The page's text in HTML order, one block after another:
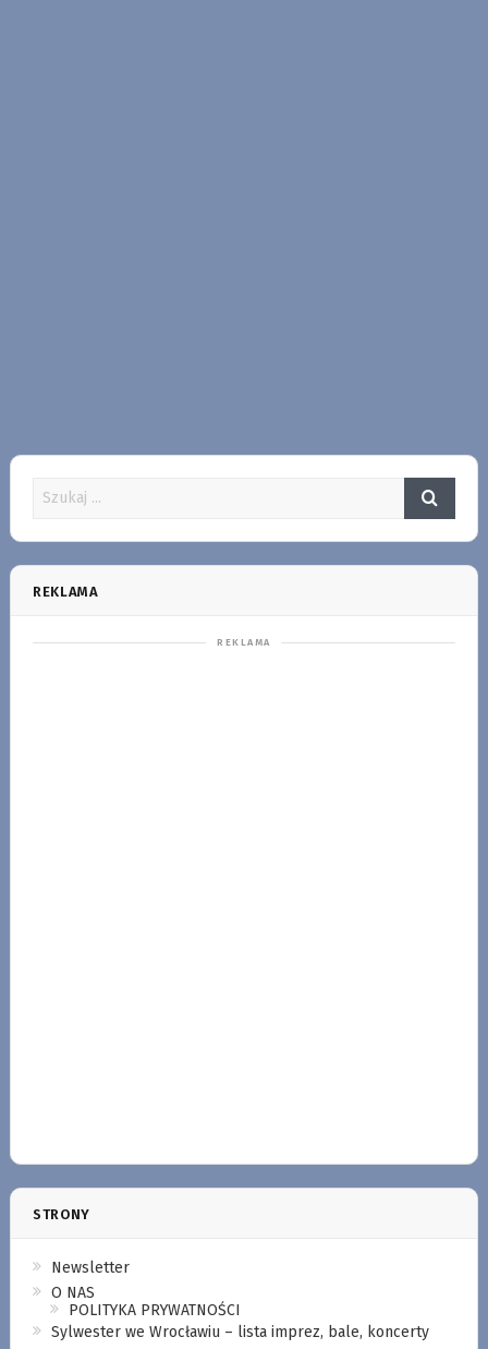
REKLAMA
STRONY
Newsletter
O NAS
POLITYKA PRYWATNOŚCI
Sylwester we Wrocławiu – lista imprez, bale, koncerty